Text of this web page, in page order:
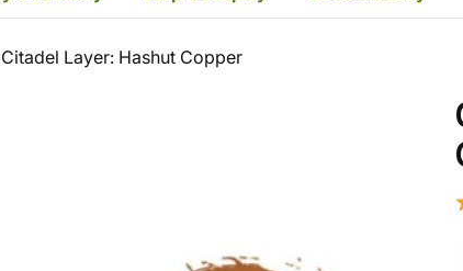
Citadel Layer: Hashut Copper